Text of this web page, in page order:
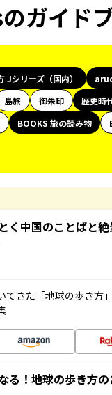
ガイド
Jシリーズ（国内）
島旅 御朱印
歴史時
BOOKS 旅の読み物
く中国のことばと
てきた「地球の歩き方
る！地球の歩き方